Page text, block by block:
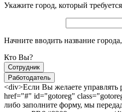
Укажите город, который
Начните вводить название
Кто Вы?
Сотрудник
Работодатель
<div>Если Вы желаете управлять
href="#" id="gotoreg"
либо заполните форму, мы